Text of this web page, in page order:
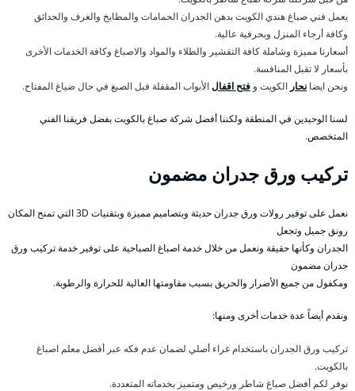
يعمل فني صباغ هندي الكويت بدهن الجدران الحمامات والمطابخ والغرف والحدائق
وكافة أرجاء المنزل وبحرفية عالية.
أسعارنا مميزة وشاملة كافة التقشير والطلاء والمواد والاصباغ وكافة الخدمات الأخرى
بأسعار لا تقبل المنافسة.
ونحن ايضا نحار الكويت و فتح اقفالالأبواب المقفلة فبل الصبغ في حال ضياغ المفتاح.
لسنا الوحيدين في المنطقة ولكننا أفضل شركة صباغ بالكويت بفضل فريقنا الفني
المتخصص.
تركيب ورق جدران مضمون
نعمل على توفير رولات ورق جدران حديثة وبتصاميم مميزة وبتقنيات 3D التي تمنح المكان
رونق جميل وتجعل
الجدران وكأنها حقيقة ونعمل من خلال خدمة اصباغ الصباحية على توفير خدمة تركيب ورق
جدران مضمون
ومكفول من جميع الأضرار والحريق بسبب مقاومتها العالية للحرارة والرطوبة.
ونقدم أيضاً عدة خدمات أخرى ومنها:
تركيب ورق الجدران باستخدام غراء أصلي لضمان عدم فكه عبر أفضل معلم اصباغ
بالكويت.
نوفر لكم أفضل صباغ شاطر ورخيص ومتميز بخدماته المتعددة.